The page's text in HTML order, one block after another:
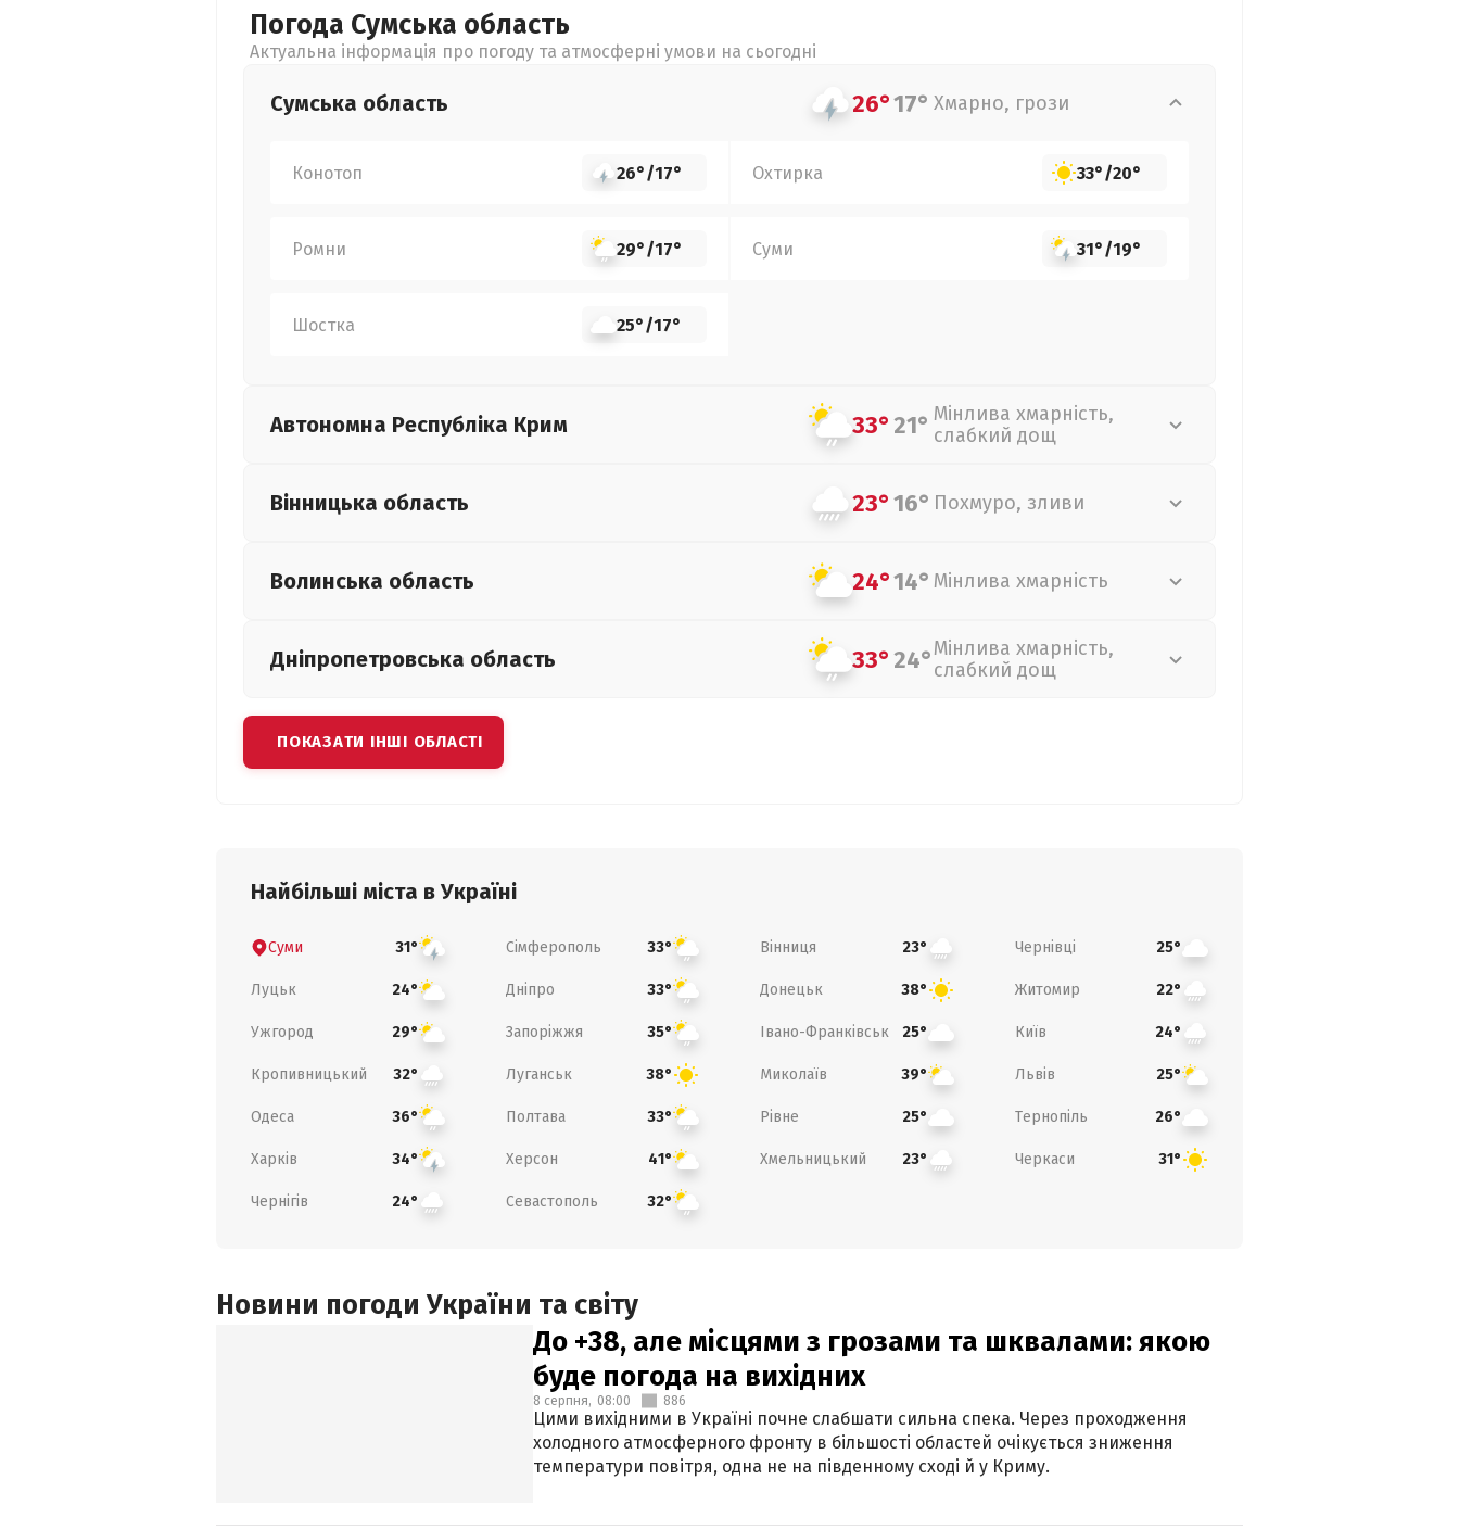
Погода Сумська область
Актуальна інформація про погоду та атмосферні умови на сьогодні
Сумська область 26°17° Хмарно, грози
Конотоп 26°/17° Охтирка 33°/20°
Ромни 29°/17° Суми 31°/19°
Шостка 25°/17°
Автономна Республіка Крим 33°21° Мінлива хмарність,
слабкий дощ
Вінницька область 23°16° Похмуро, зливи
Волинська область 24°14° Мінлива хмарність
Дніпропетровська область 33°24°Мінлива хмарність,
слабкий дощ
ПОКАЗАТИ ІНШІ ОБЛАСТІ
Найбільші міста в Україні
Суми 31° Сімферополь 33° Вінниця 23° Чернівці 25°
Луцьк 24° Дніпро 33° Донецьк 38° Житомир 22°
Ужгород 29° Запоріжжя 35° Івано-Франківськ 25° Київ 24°
Кропивницький 32° Луганськ 38° Миколаїв 39° Львів 25°
Одеса 36° Полтава 33° Рівне 25° Тернопіль 26°
Харків 34° Херсон 41° Хмельницький 23° Черкаси 31°
Чернігів 24° Севастополь 32°
Новини погоди України та світу
До +38, але місцями з грозами та шквалами: якою
буде погода на вихідних
8 серпня, 08:00 886
Цими вихідними в Україні почне слабшати сильна спека. Через проходження
холодного атмосферного фронту в більшості областей очікується зниження
температури повітря, одна не на південному сході й у Криму.